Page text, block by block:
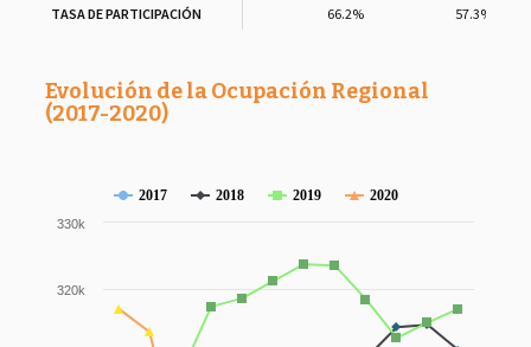
TASA DE PARTICIPACIÓN 66.2% 57.3%
Evolución de la Ocupación Regional
(2017-2020)
2017 2018 2019 2020
320k
330k